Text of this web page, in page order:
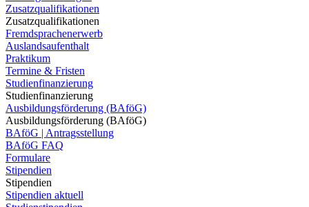
Zusatzqualifikationen
Zusatzqualifikationen
Fremdsprachenerwerb
Auslandsaufenthalt
Praktikum
Termine & Fristen
Studienfinanzierung
Studienfinanzierung
Ausbildungsförderung (BAföG)
Ausbildungsförderung (BAföG)
BAföG | Antragsstellung
BAföG FAQ
Formulare
Stipendien
Stipendien
Stipendien aktuell